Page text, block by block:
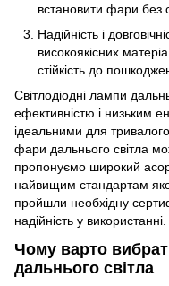
встановити фари без
Надійність і
високоякісних
стійкість до
Світлодіодні лампи
ефективністю і низьким
ідеальними для
фари дальнього світла
пропонуємо широкий
найвищим стандартам
пройшли необхідну
надійність у використанні.
Чому варто
дальнього світла